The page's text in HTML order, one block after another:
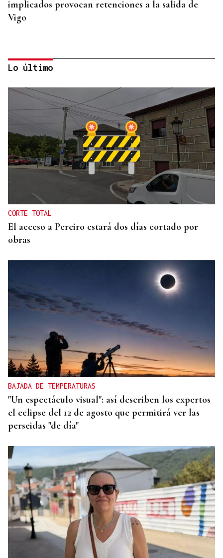
implicados provocan retenciones a la salida de
Vigo
INCUMPLIMIENTO LEGAL
Turismo veta la “Ruta del Narcotráfico” de
Laureano Oubiña por no cumplir con la Ley de
Turismo de Galicia
Lo último
CORTE TOTAL
El acceso a Pereiro estará dos días cortado por
obras
BAJADA DE TEMPERATURAS
"Un espectáculo visual": así describen los expertos
el eclipse del 12 de agosto que permitirá ver las
perseidas "de día"